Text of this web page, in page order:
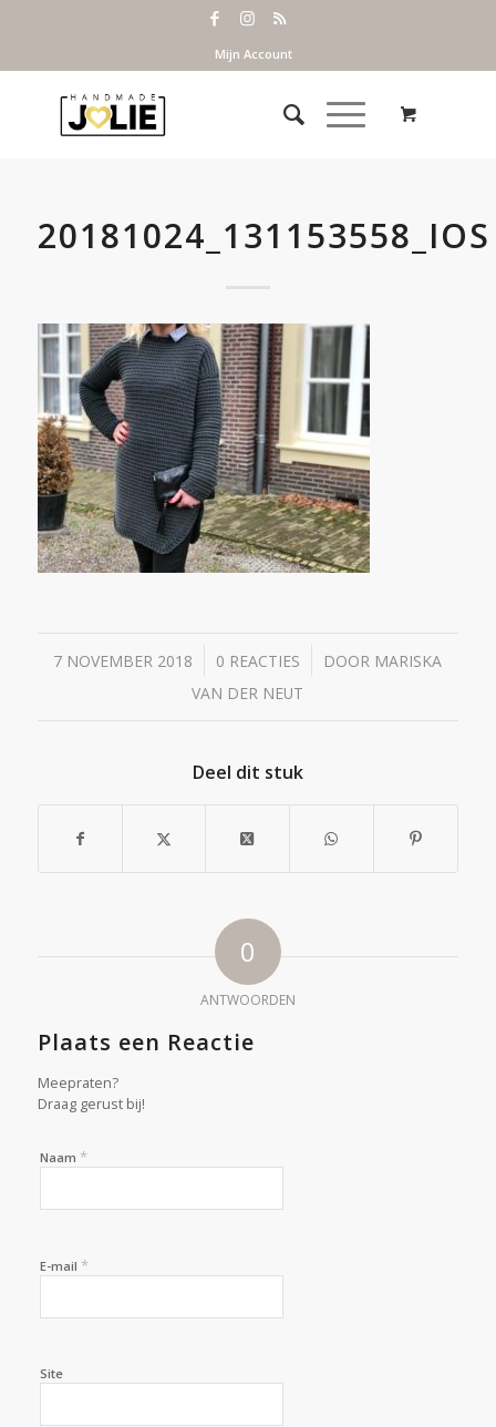
Mijn Account
20181024_131153558_IOS
7 NOVEMBER 2018
/ 0 REACTIES
/ DOOR MARISKA
VAN DER NEUT
Deel dit stuk
0
ANTWOORDEN
Plaats een Reactie
Meepraten?
Draag gerust bij!
Naam *
E-mail *
Site